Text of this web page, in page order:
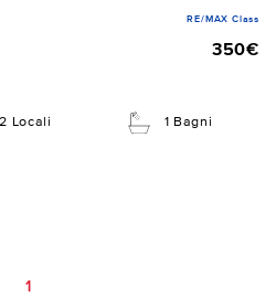
RE/MAX Class
350€
2 Locali 1 Bagni
1